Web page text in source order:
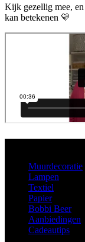
Kijk gezellig mee,
kan betekenen 💛
Muurdecoratie
Lampen
Textiel
Papier
Bobbi Beer
Aanbiedingen
Cadeautips